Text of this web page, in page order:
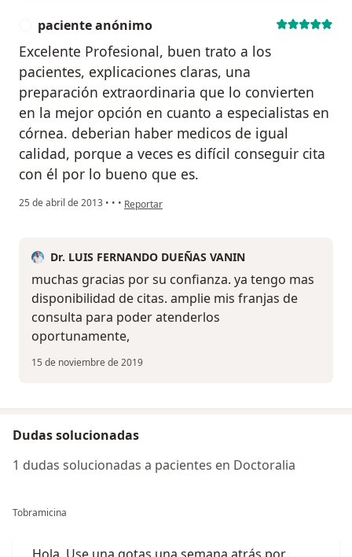
paciente anónimo
Excelente Profesional, buen trato a los
pacientes, explicaciones claras, una
preparación extraordinaria que lo convierten
en la mejor opción en cuanto a especialistas en
córnea. deberian haber medicos de igual
calidad, porque a veces es difícil conseguir cita
con él por lo bueno que es.
25 de abril de 2013 • • • en opinión del usuario paciente anónimo
Reportar
Dr. LUIS FERNANDO DUEÑAS VANIN
muchas gracias por su confianza. ya tengo mas
disponibilidad de citas. amplie mis franjas de
consulta para poder atenderlos
oportunamente,
15 de noviembre de 2019
Dudas solucionadas
1 dudas solucionadas a pacientes en Doctoralia
Tobramicina